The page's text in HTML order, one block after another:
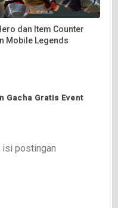
dan Item Counter
Mobile Legends
Gacha Gratis Event
isi postingan